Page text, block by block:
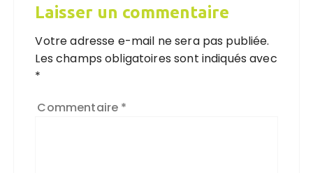
Laisser un commentaire
Votre adresse e-mail ne sera pas publiée.
Les champs obligatoires sont indiqués avec
*
Commentaire *